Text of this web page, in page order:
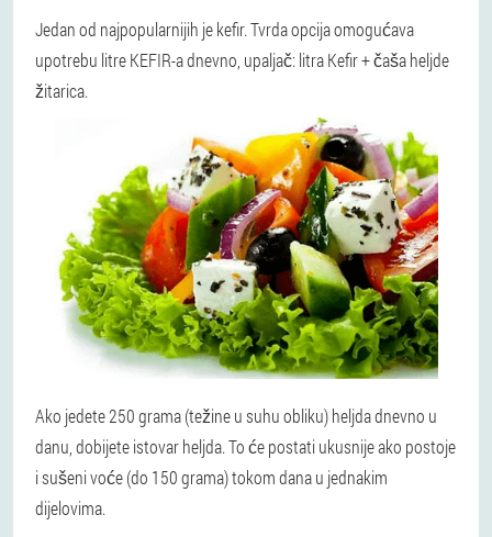
Jedan od najpopularnijih je kefir. Tvrda opcija omogućava
upotrebu litre KEFIR-a dnevno, upaljač: litra Kefir + čaša heljde
žitarica.
Ako jedete 250 grama (težine u suhu obliku) heljda dnevno u
danu, dobijete istovar heljda. To će postati ukusnije ako postoje
i sušeni voće (do 150 grama) tokom dana u jednakim
dijelovima.